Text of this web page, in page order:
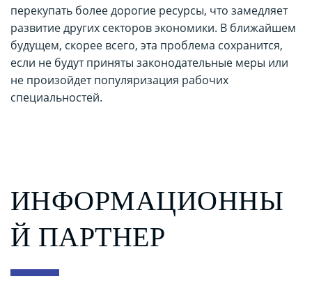
перекупать более дорогие ресурсы, что замедляет
развитие других секторов экономики. В ближайшем
будущем, скорее всего, эта проблема сохранится,
если не будут приняты законодательные меры или
не произойдет популяризация рабочих
специальностей.
ИНФОРМАЦИОННЫ
Й ПАРТНЕР